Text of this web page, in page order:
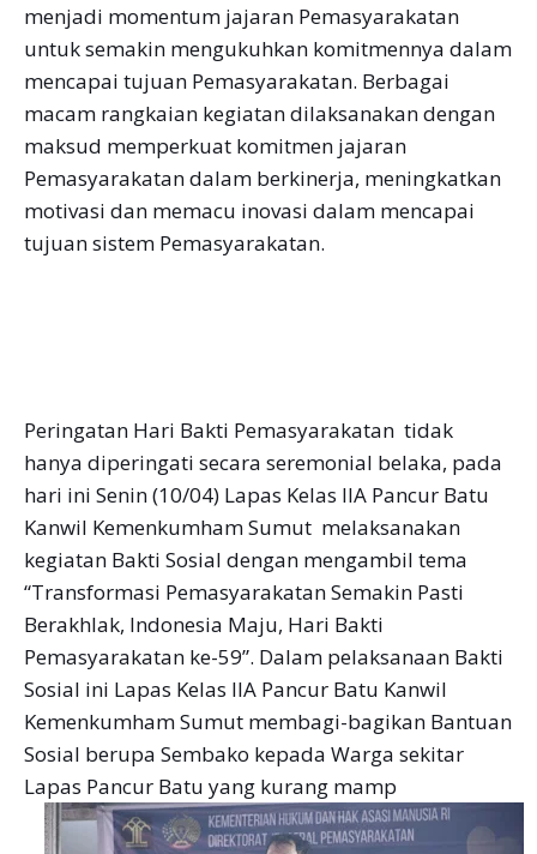
menjadi momentum jajaran Pemasyarakatan
untuk semakin mengukuhkan komitmennya dalam
mencapai tujuan Pemasyarakatan. Berbagai
macam rangkaian kegiatan dilaksanakan dengan
maksud memperkuat komitmen jajaran
Pemasyarakatan dalam berkinerja, meningkatkan
motivasi dan memacu inovasi dalam mencapai
tujuan sistem Pemasyarakatan.
Peringatan Hari Bakti Pemasyarakatan tidak
hanya diperingati secara seremonial belaka, pada
hari ini Senin (10/04) Lapas Kelas IIA Pancur Batu
Kanwil Kemenkumham Sumut melaksanakan
kegiatan Bakti Sosial dengan mengambil tema
“Transformasi Pemasyarakatan Semakin Pasti
Berakhlak, Indonesia Maju, Hari Bakti
Pemasyarakatan ke-59”. Dalam pelaksanaan Bakti
Sosial ini Lapas Kelas IIA Pancur Batu Kanwil
Kemenkumham Sumut membagi-bagikan Bantuan
Sosial berupa Sembako kepada Warga sekitar
Lapas Pancur Batu yang kurang mamp